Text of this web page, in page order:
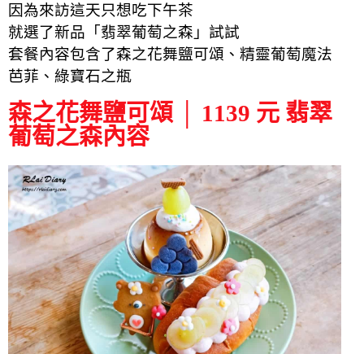
因為來訪這天只想吃下午茶
就選了新品「翡翠葡萄之森」試試
套餐內容包含了森之花舞鹽可頌、精靈葡萄魔法
芭菲、綠寶石之瓶
森之花舞鹽可頌 │ 1139 元 翡翠
葡萄之森內容